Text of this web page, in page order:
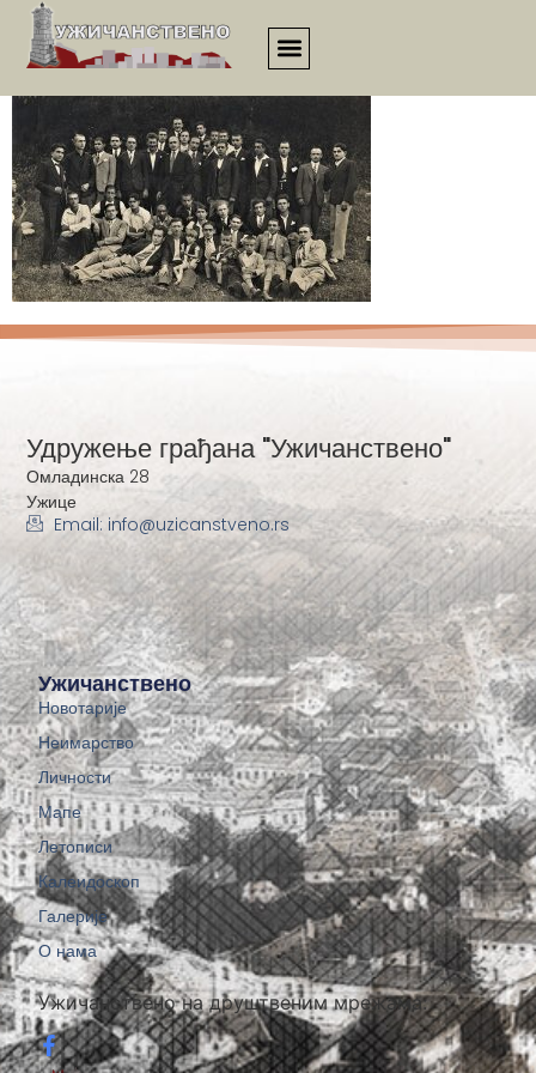
1722
Ужичанствено на друштвеним мрежама:
Ужичанствено
Новотарије
Неимарство
Личности
Мапе
Летописи
Калеидоскоп
Галерије
О нама
Удружење грађана "Ужичанствено"
Омладинска 28
Ужице
Email: info@uzicanstveno.rs